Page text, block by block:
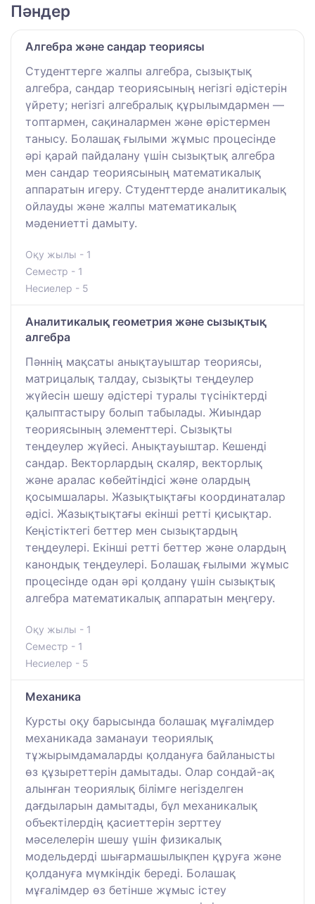
Пәндер
Алгебра және сандар теориясы
Студенттерге жалпы алгебра, сызықтық
алгебра, сандар теориясының негізгі әдістерін
үйрету; негізгі алгебралық құрылымдармен —
топтармен, сақиналармен және өрістермен
танысу. Болашақ ғылыми жұмыс процесінде
әрі қарай пайдалану үшін сызықтық алгебра
мен сандар теориясының математикалық
аппаратын игеру. Студенттерде аналитикалық
ойлауды және жалпы математикалық
мәдениетті дамыту.
Оқу жылы - 1
Семестр - 1
Несиелер - 5
Аналитикалық геометрия және сызықтық
алгебра
Пәннің мақсаты анықтауыштар теориясы,
матрицалық талдау, сызықты теңдеулер
жүйесін шешу әдістері туралы түсініктерді
қалыптастыру болып табылады. Жиындар
теориясының элементтері. Сызықты
теңдеулер жүйесі. Анықтауыштар. Кешенді
сандар. Векторлардың скаляр, векторлық
және аралас көбейтіндісі және олардың
қосымшалары. Жазықтықтағы координаталар
әдісі. Жазықтықтағы екінші ретті қисықтар.
Кеңістіктегі беттер мен сызықтардың
теңдеулері. Екінші ретті беттер және олардың
канондық теңдеулері. Болашақ ғылыми жұмыс
процесінде одан әрі қолдану үшін сызықтық
алгебра математикалық аппаратын меңгеру.
Оқу жылы - 1
Семестр - 1
Несиелер - 5
Механика
Курсты оқу барысында болашақ мұғалімдер
механикада заманауи теориялық
тұжырымдамаларды қолдануға байланысты
өз құзыреттерін дамытады. Олар сондай-ақ
алынған теориялық білімге негізделген
дағдыларын дамытады, бұл механикалық
объектілердің қасиеттерін зерттеу
мәселелерін шешу үшін физикалық
модельдерді шығармашылықпен құруға және
қолдануға мүмкіндік береді. Болашақ
мұғалімдер өз бетінше жұмыс істеу